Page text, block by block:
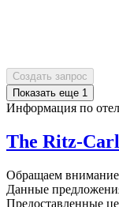
Создать запрос
Показать еще 1
Информация по
The
Обращаем внимание
Данные
Предоставленные